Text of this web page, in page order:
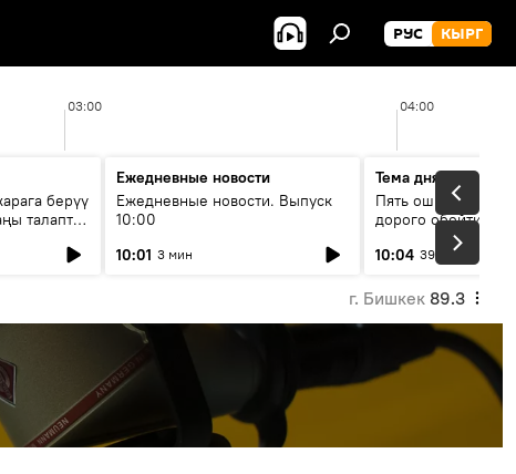
РУС КЫРГ
03:00 04:00
берүү
талаптар
Ежедневные новости
Ежедневные новости. Выпуск
10:00
10:01 3 мин
Тема дня
Пять ошибок
дорого обойтись
10:04 39 мин
г. Бишкек 89.3